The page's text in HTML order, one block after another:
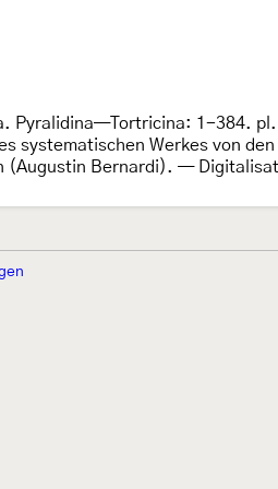
Pyralidina—Tortricina: 1-384.
systematischen Werkes von
(Augustin Bernardi). —